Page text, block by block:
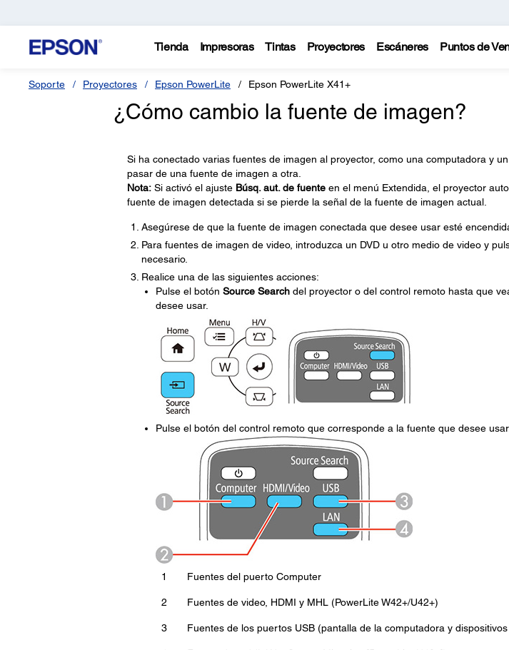
Tienda Impresoras Tintas Proyectores Escáneres Puntos de
Soporte Proyectores Epson PowerLite Epson PowerLite X41+
¿Cómo cambio la fuente de imagen?
Si ha conectado varias fuentes de imagen al proyector, como una computadora y
pasar de una fuente de imagen a otra.
Nota:Si activó el ajuste Búsq. aut. de fuenteen el menú Extendida, el proyector
fuente de imagen detectada si se pierde la señal de la fuente de imagen actual.
Asegúrese de que la fuente de imagen conectada que desee usar esté
Para fuentes de imagen de video, introduzca un DVD u otro medio de video y
necesario.
Realice una de las siguientes acciones:
Pulse el botón Source Searchdel proyector o del control remoto hasta que
desee usar.
Pulse el botón del control remoto que corresponde a la fuente que desee usar.
1 Fuentes del puerto Computer
2 Fuentes de video, HDMI y MHL (PowerLite W42+/U42+)
3 Fuentes de los puertos USB (pantalla de la computadora y